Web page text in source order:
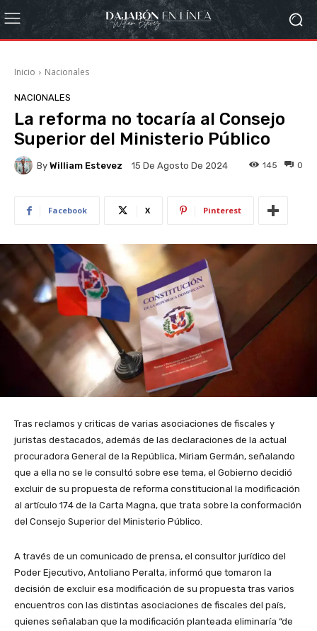
Inicio Nacionales
NACIONALES
La reforma no tocaría al Consejo
Superior del Ministerio Público
By William Estevez 15 De Agosto De 2024 0
145
Facebook X Pinterest
Tras reclamos y criticas de varias asociaciones de fiscales y
juristas destacados, además de las declaraciones de la actual
procuradora General de la República, Miriam Germán, señalando
que a ella no se le consultó sobre ese tema, el Gobierno decidió
excluir de su propuesta de reforma constitucional la modificación
al artículo 174 de la Carta Magna, que trata sobre la conformación
del Consejo Superior del Ministerio Público.
A través de un comunicado de prensa, el consultor jurídico del
Poder Ejecutivo, Antoliano Peralta, informó que tomaron la
decisión de excluir esa modificación de su propuesta tras varios
encuentros con las distintas asociaciones de fiscales del país,
quienes señalaban que la modificación planteada eliminaría “de